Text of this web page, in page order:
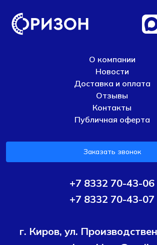
О компании
Новости
Доставка и оплата
Отзывы
Контакты
Публичная оферта
Заказать звонок
+7 8332 70-43-06
+7 8332 70-43-07
г. Киров, ул.